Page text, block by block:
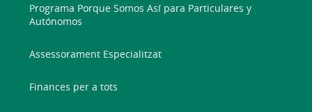
Programa Porque Somos Así para Particulares y
Autónomos
Assessorament Especialitzat
Finances per a tots